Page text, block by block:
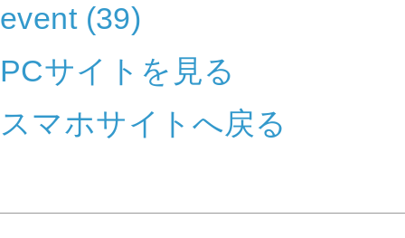
event (39)
PCサイトを見る
スマホサイトへ戻る